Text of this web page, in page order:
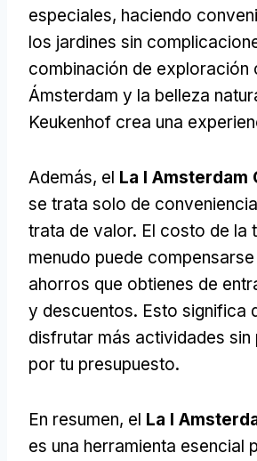
especiales, haciendo
los jardines sin
combinación de exploración
Ámsterdam y la belleza
Keukenhof crea una
Además, el La I Amsterdam
se trata solo de
trata de valor. El costo de la
menudo puede
ahorros que obtienes de
y descuentos. Esto significa
disfrutar más actividades
por tu presupuesto.
En resumen, el La I
es una herramienta esencial